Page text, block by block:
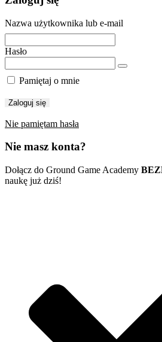
Nazwa użytkownika lub e-mail
Hasło
Pamiętaj o mnie
Nie pamiętam hasła
Nie masz konta?
Dołącz do Ground Game Academy
naukę już dziś!